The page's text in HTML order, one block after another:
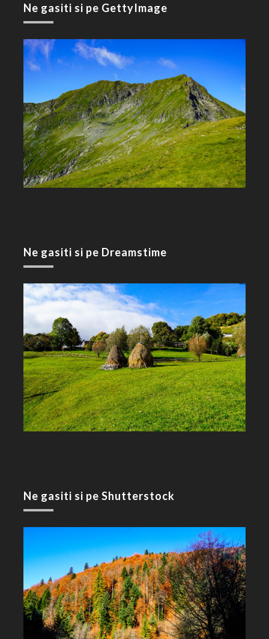
Ne gasiti si pe GettyImage
Ne gasiti si pe Dreamstime
Ne gasiti si pe Shutterstock